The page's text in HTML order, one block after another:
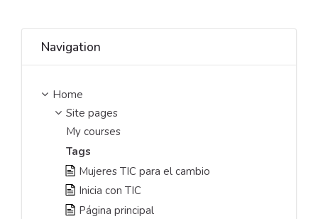
Navigation
Home
Site pages
My courses
Tags
Mujeres TIC para el cambio
Inicia con TIC
Página principal